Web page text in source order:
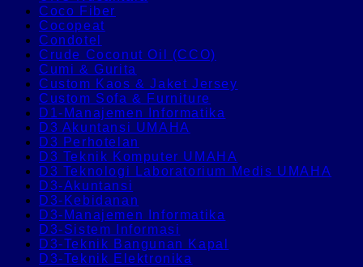
Coco Fiber
Cocopeat
Condotel
Crude Coconut Oil (CCO)
Cumi & Gurita
Custom Kaos & Jaket Jersey
Custom Sofa & Furniture
D1-Manajemen Informatika
D3 Akuntansi UMAHA
D3 Perhotelan
D3 Teknik Komputer UMAHA
D3 Teknologi Laboratorium Medis UMAHA
D3-Akuntansi
D3-Kebidanan
D3-Manajemen Informatika
D3-Sistem Informasi
D3-Teknik Bangunan Kapal
D3-Teknik Elektronika